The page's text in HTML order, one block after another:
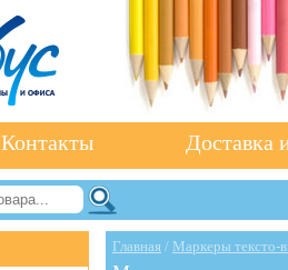
Контакты Доставка
Главная / Маркеры тексто-